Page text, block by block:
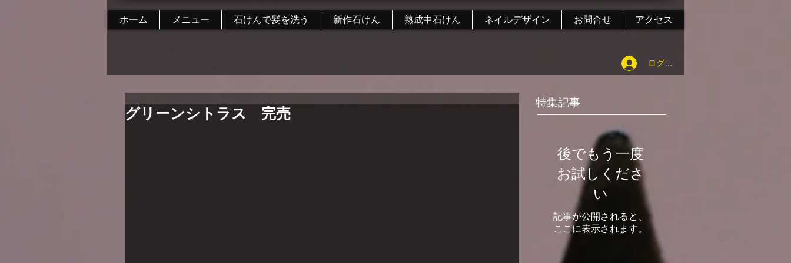
ホーム メニュー 石けんで髪を洗う 新作石けん 熟成中石けん ネイルデザイン お問合せ アクセス
ログイン
グリーンシトラス 完売
特集記事
後でもう一度
お試しくださ
い
記事が公開されると、
ここに表示されます。